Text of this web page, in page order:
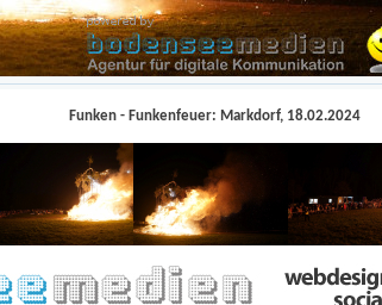
Funken - Funkenfeuer: Markdorf, 18.02.2024